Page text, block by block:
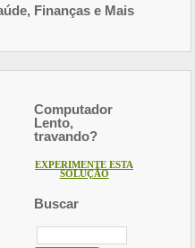
Finanças e Mais
Computador
Lento,
travando?
EXPERIMENTE ESTA
SOLUÇÃO
Buscar
Pesquisar
por: